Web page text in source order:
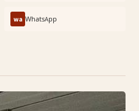
wa WhatsApp